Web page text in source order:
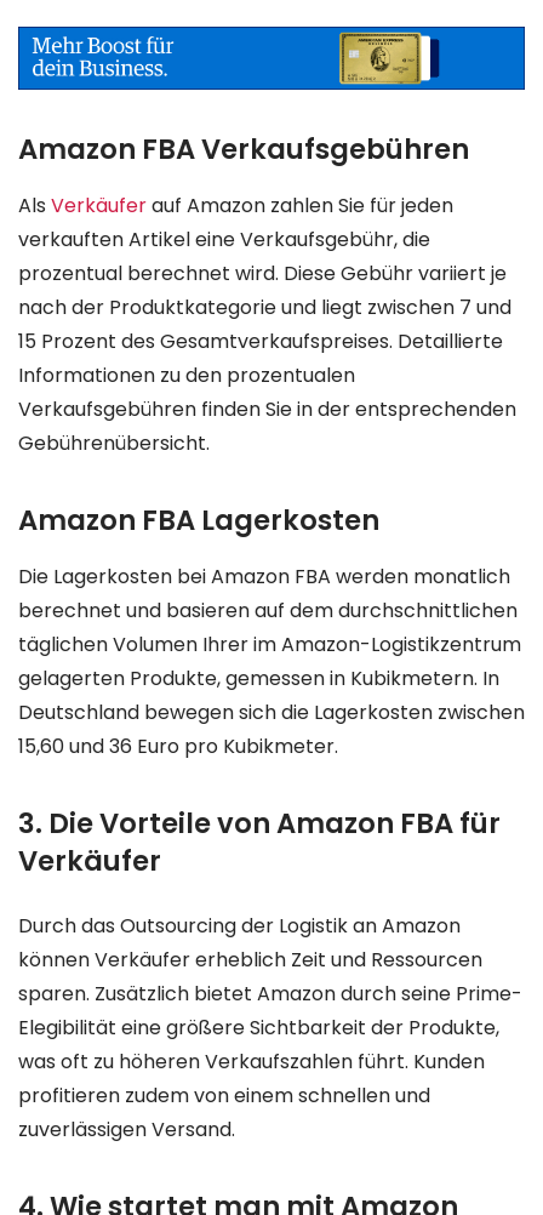
Amazon FBA Verkaufsgebühren
Als Verkäuferauf Amazon zahlen Sie für jeden
verkauften Artikel eine Verkaufsgebühr, die
prozentual berechnet wird. Diese Gebühr variiert je
nach der Produktkategorie und liegt zwischen 7 und
15 Prozent des Gesamtverkaufspreises. Detaillierte
Informationen zu den prozentualen
Verkaufsgebühren finden Sie in der entsprechenden
Gebührenübersicht.
Amazon FBA Lagerkosten
Die Lagerkosten bei Amazon FBA werden monatlich
berechnet und basieren auf dem durchschnittlichen
täglichen Volumen Ihrer im Amazon-Logistikzentrum
gelagerten Produkte, gemessen in Kubikmetern. In
Deutschland bewegen sich die Lagerkosten zwischen
15,60 und 36 Euro pro Kubikmeter.
3. Die Vorteile von Amazon FBA für
Verkäufer
Durch das Outsourcing der Logistik an Amazon
können Verkäufer erheblich Zeit und Ressourcen
sparen. Zusätzlich bietet Amazon durch seine Prime-
Elegibilität eine größere Sichtbarkeit der Produkte,
was oft zu höheren Verkaufszahlen führt. Kunden
profitieren zudem von einem schnellen und
zuverlässigen Versand.
4. Wie startet man mit Amazon